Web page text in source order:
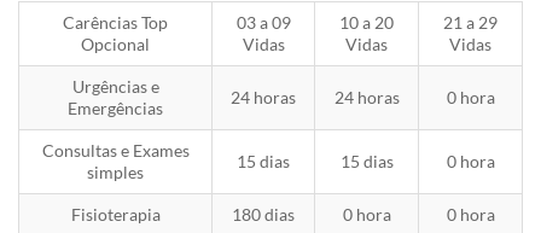
Carências Top
Opcional
03 a 09
Vidas
10 a 20
Vidas
21 a 29
Vidas
Urgências e
Emergências
24 horas 24 horas 0 hora
Consultas e Exames
simples
15 dias 15 dias 0 hora
Fisioterapia 180 dias 0 hora 0 hora